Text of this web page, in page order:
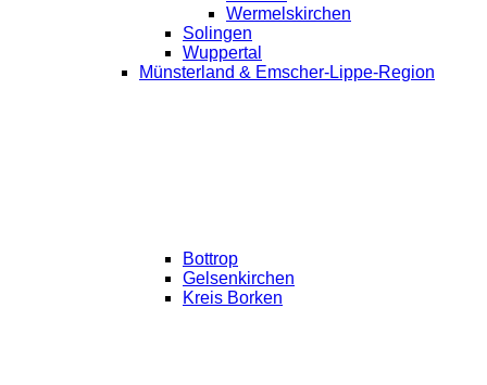
Wermelskirchen
Solingen
Wuppertal
Münsterland & Emscher-Lippe-Region
Bottrop
Gelsenkirchen
Kreis Borken